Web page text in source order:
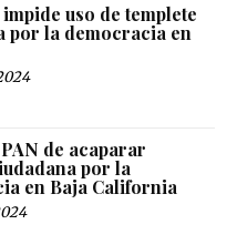
uso de templete
por la democracia en
de acaparar
por la
en Baja California